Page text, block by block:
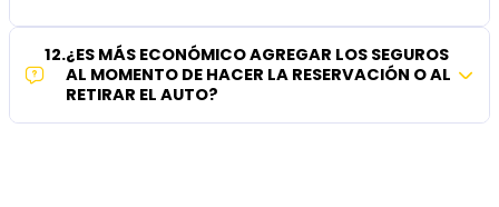
12.¿ES MÁS ECONÓMICO AGREGAR LOS SEGUROS
AL MOMENTO DE HACER LA RESERVACIÓN O AL
RETIRAR EL AUTO?